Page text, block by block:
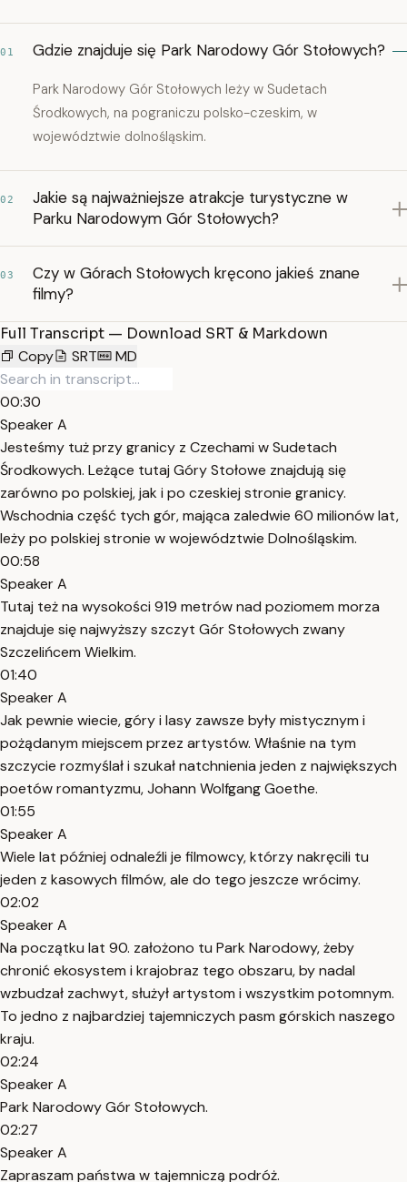
01 Gdzie znajduje się Park Narodowy Gór Stołowych?
Park Narodowy Gór Stołowych leży w Sudetach
Środkowych, na pograniczu polsko-czeskim, w
województwie dolnośląskim.
02
Jakie są najważniejsze atrakcje turystyczne w
Parku Narodowym Gór Stołowych?
03
Czy w Górach Stołowych kręcono jakieś znane
filmy?
Full Transcript — Download SRT & Markdown
Copy
SRT MD
00:30
Speaker A
Jesteśmy tuż przy granicy z Czechami w Sudetach
Środkowych. Leżące tutaj Góry Stołowe znajdują się
zarówno po polskiej, jak i po czeskiej stronie granicy.
Wschodnia część tych gór, mająca zaledwie 60 milionów lat,
leży po polskiej stronie w województwie Dolnośląskim.
00:58
Speaker A
Tutaj też na wysokości 919 metrów nad poziomem morza
znajduje się najwyższy szczyt Gór Stołowych zwany
Szczelińcem Wielkim.
01:40
Speaker A
Jak pewnie wiecie, góry i lasy zawsze były mistycznym i
pożądanym miejscem przez artystów. Właśnie na tym
szczycie rozmyślał i szukał natchnienia jeden z największych
poetów romantyzmu, Johann Wolfgang Goethe.
01:55
Speaker A
Wiele lat później odnaleźli je filmowcy, którzy nakręcili tu
jeden z kasowych filmów, ale do tego jeszcze wrócimy.
02:02
Speaker A
Na początku lat 90. założono tu Park Narodowy, żeby
chronić ekosystem i krajobraz tego obszaru, by nadal
wzbudzał zachwyt, służył artystom i wszystkim potomnym.
To jedno z najbardziej tajemniczych pasm górskich naszego
kraju.
02:24
Speaker A
Park Narodowy Gór Stołowych.
02:27
Speaker A
Zapraszam państwa w tajemniczą podróż.